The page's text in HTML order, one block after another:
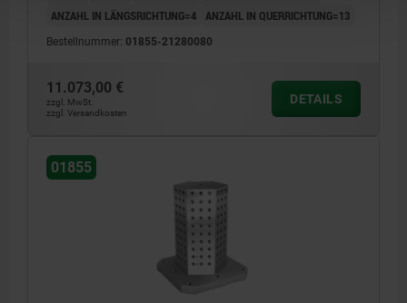
ANZAHL IN LÄNGSRICHTUNG=4 ANZAHL IN QUERRICHTUNG=13
Bestellnummer: 01855-21280080
11.073,00 €
zzgl. MwSt.
zzgl. Versandkosten
DETAILS
01855